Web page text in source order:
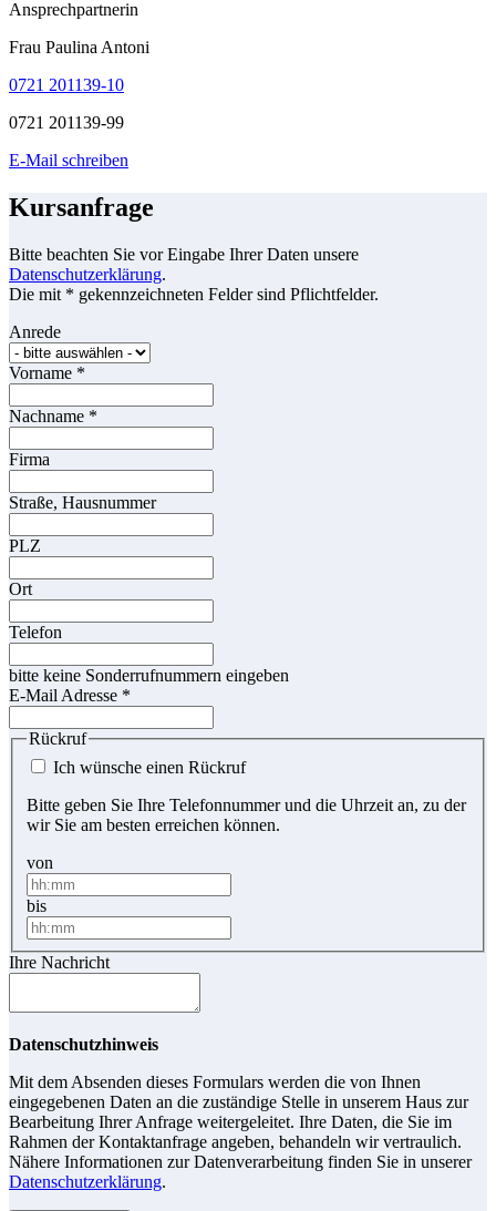
Ansprechpartnerin
Frau Paulina Antoni
0721 201139-10
0721 201139-99
E-Mail schreiben
Kursanfrage
Bitte beachten Sie vor Eingabe Ihrer Daten unsere
Datenschutzerklärung.
Die mit * gekennzeichneten Felder sind Pflichtfelder.
Anrede
Vorname *
Nachname *
Firma
Straße, Hausnummer
PLZ
Ort
Telefon
bitte keine Sonderrufnummern eingeben
E-Mail Adresse *
Rückruf
Ich wünsche einen Rückruf
Bitte geben Sie Ihre Telefonnummer und die Uhrzeit an, zu der
wir Sie am besten erreichen können.
von
bis
Ihre Nachricht
Datenschutzhinweis
Mit dem Absenden dieses Formulars werden die von Ihnen
eingegebenen Daten an die zuständige Stelle in unserem Haus zur
Bearbeitung Ihrer Anfrage weitergeleitet. Ihre Daten, die Sie im
Rahmen der Kontaktanfrage angeben, behandeln wir vertraulich.
Nähere Informationen zur Datenverarbeitung finden Sie in unserer
Datenschutzerklärung.